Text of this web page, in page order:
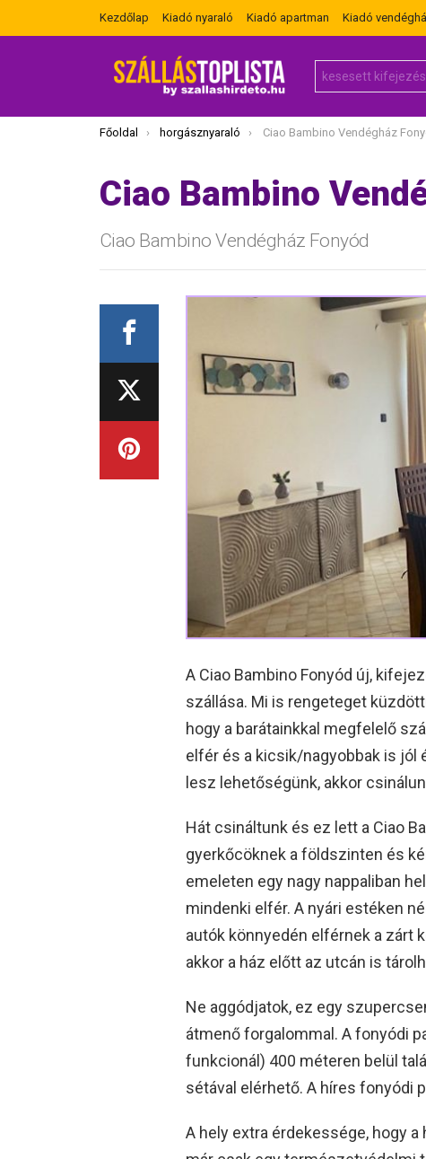
Kezdőlap Kiadó nyaraló Kiadó apartman Kiadó
for:
Itt vagy most:
Főoldal horgásznyaraló Ciao Bambino Vendégház
Ciao Bambino
Ciao Bambino Vendégház Fonyód
A Ciao Bambino Fonyód új,
szállása. Mi is rengeteget
hogy a barátainkkal megfelelő
elfér és a kicsik/nagyobbak is jól
lesz lehetőségünk, akkor
Hát csináltunk és ez lett a Ciao
gyerkőcöknek a földszinten és
emeleten egy nagy nappaliban
mindenki elfér. A nyári estéken
autók könnyedén elférnek a zárt
akkor a ház előtt az utcán is
Ne aggódjatok, ez egy
átmenő forgalommal. A fonyódi
funkcionál) 400 méteren belül
sétával elérhető. A híres fonyódi
A hely extra érdekessége, hogy